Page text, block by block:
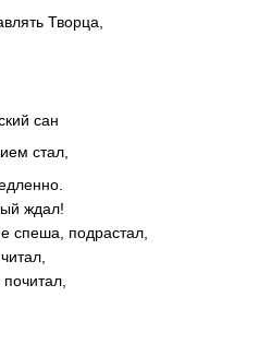
Творца,
сан
стал,
ждал!
спеша, подрастал,